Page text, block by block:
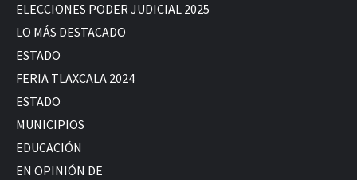
ELECCIONES PODER JUDICIAL 2025
LO MÁS DESTACADO
ESTADO
FERIA TLAXCALA 2024
ESTADO
MUNICIPIOS
EDUCACIÓN
EN OPINIÓN DE